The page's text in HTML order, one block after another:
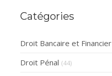
Catégories
Droit Bancaire et Financier
Droit Pénal (44)